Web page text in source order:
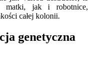
matki, jak i robotnice,
całej kolonii.
genetyczna